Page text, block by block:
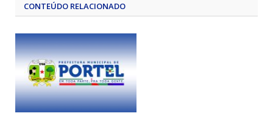
CONTEÚDO RELACIONADO